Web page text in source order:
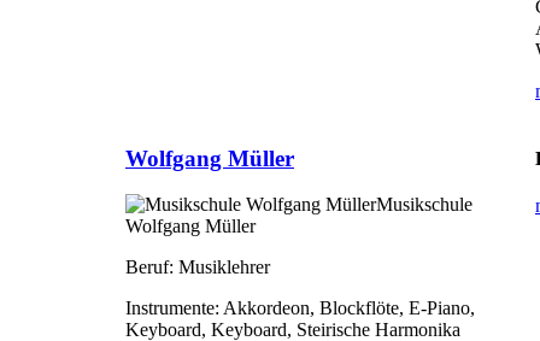
Wolfgang Müller
Musikschule
Wolfgang Müller
Beruf: Musiklehrer
Instrumente: Akkordeon, Blockflöte, E-Piano,
Keyboard, Keyboard, Steirische Harmonika